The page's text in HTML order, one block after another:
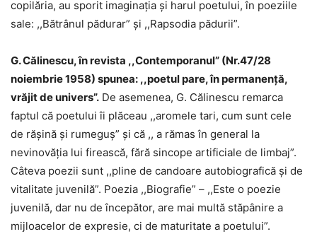
copilăria, au sporit imaginaţia şi harul poetului, în poeziile
sale: ,,Bătrânul pădurar” şi ,,Rapsodia pădurii”.
G. Călinescu, în revista ,,Contemporanul” (Nr.47/28
noiembrie 1958) spunea: ,,poetul pare, în permanenţă,
vrăjit de univers”. De asemenea, G. Călinescu remarca
faptul că poetului îi plăceau ,,aromele tari, cum sunt cele
de răşină şi rumeguş” şi că ,, a rămas în general la
nevinovăţia lui firească, fără sincope artificiale de limbaj”.
Câteva poezii sunt ,,pline de candoare autobiografică şi de
vitalitate juvenilă”. Poezia ,,Biografie” – ,,Este o poezie
juvenilă, dar nu de începător, are mai multă stăpânire a
mijloacelor de expresie, ci de maturitate a poetului”.